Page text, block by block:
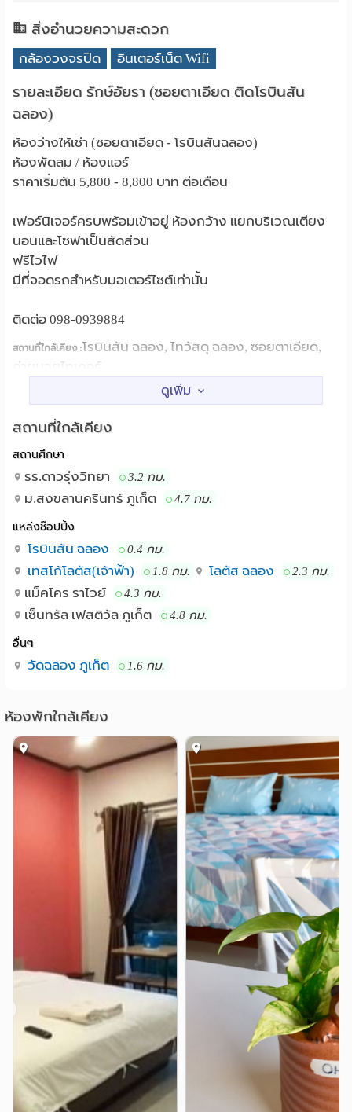
สิ่งอำนวยความสะดวก
กล้องวงจรปิด อินเตอร์เน็ต Wifi
รายละเอียด รักษ์อัยรา (ซอยตาเอียด ติดโรบินสัน
ฉลอง)
ห้องว่างให้เช่า (ซอยตาเอียด - โรบินสันฉลอง)
ห้องพัดลม / ห้องแอร์
ราคาเริ่มต้น 5,800 - 8,800 บาท ต่อเดือน
เฟอร์นิเจอร์ครบพร้อมเข้าอยู่ ห้องกว้าง แยกบริเวณเตียง
นอนและโซฟาเป็นสัดส่วน
ฟรีไวไฟ
มีที่จอดรถสำหรับมอเตอร์ไซต์เท่านั้น
ติดต่อ 098-0939884
สถานที่ใกล้เคียง :โรบินสัน ฉลอง, ไทวัสดุ ฉลอง, ซอยตาเอียด,
ค่ายมวยไทเกอร์
สถานที่ใกล้เคียง
สถานศึกษา
รร.ดาวรุ่งวิทยา 3.2 กม.
ม.สงขลานครินทร์ ภูเก็ต 4.7 กม.
แหล่งช๊อปปิ้ง
โรบินสัน ฉลอง 0.4 กม.
เทสโก้โลตัส(เจ้าฟ้า) 1.8 กม. โลตัส ฉลอง 2.3 กม.
แม็คโคร ราไวย์ 4.3 กม.
เซ็นทรัล เฟสติวัล ภูเก็ต 4.8 กม.
อื่นๆ
วัดฉลอง ภูเก็ต 1.6 กม.
ห้องพักใกล้เคียง